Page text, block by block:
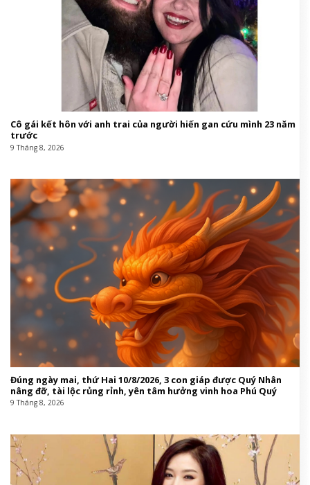
Cô gái kết hôn với anh trai của người hiến gan cứu mình 23 năm
trước
9 Tháng 8, 2026
Đúng ngày mai, thứ Hai 10/8/2026, 3 con giáp được Quý Nhân
nâng đỡ, tài lộc rủng rỉnh, yên tâm hưởng vinh hoa Phú Quý
9 Tháng 8, 2026